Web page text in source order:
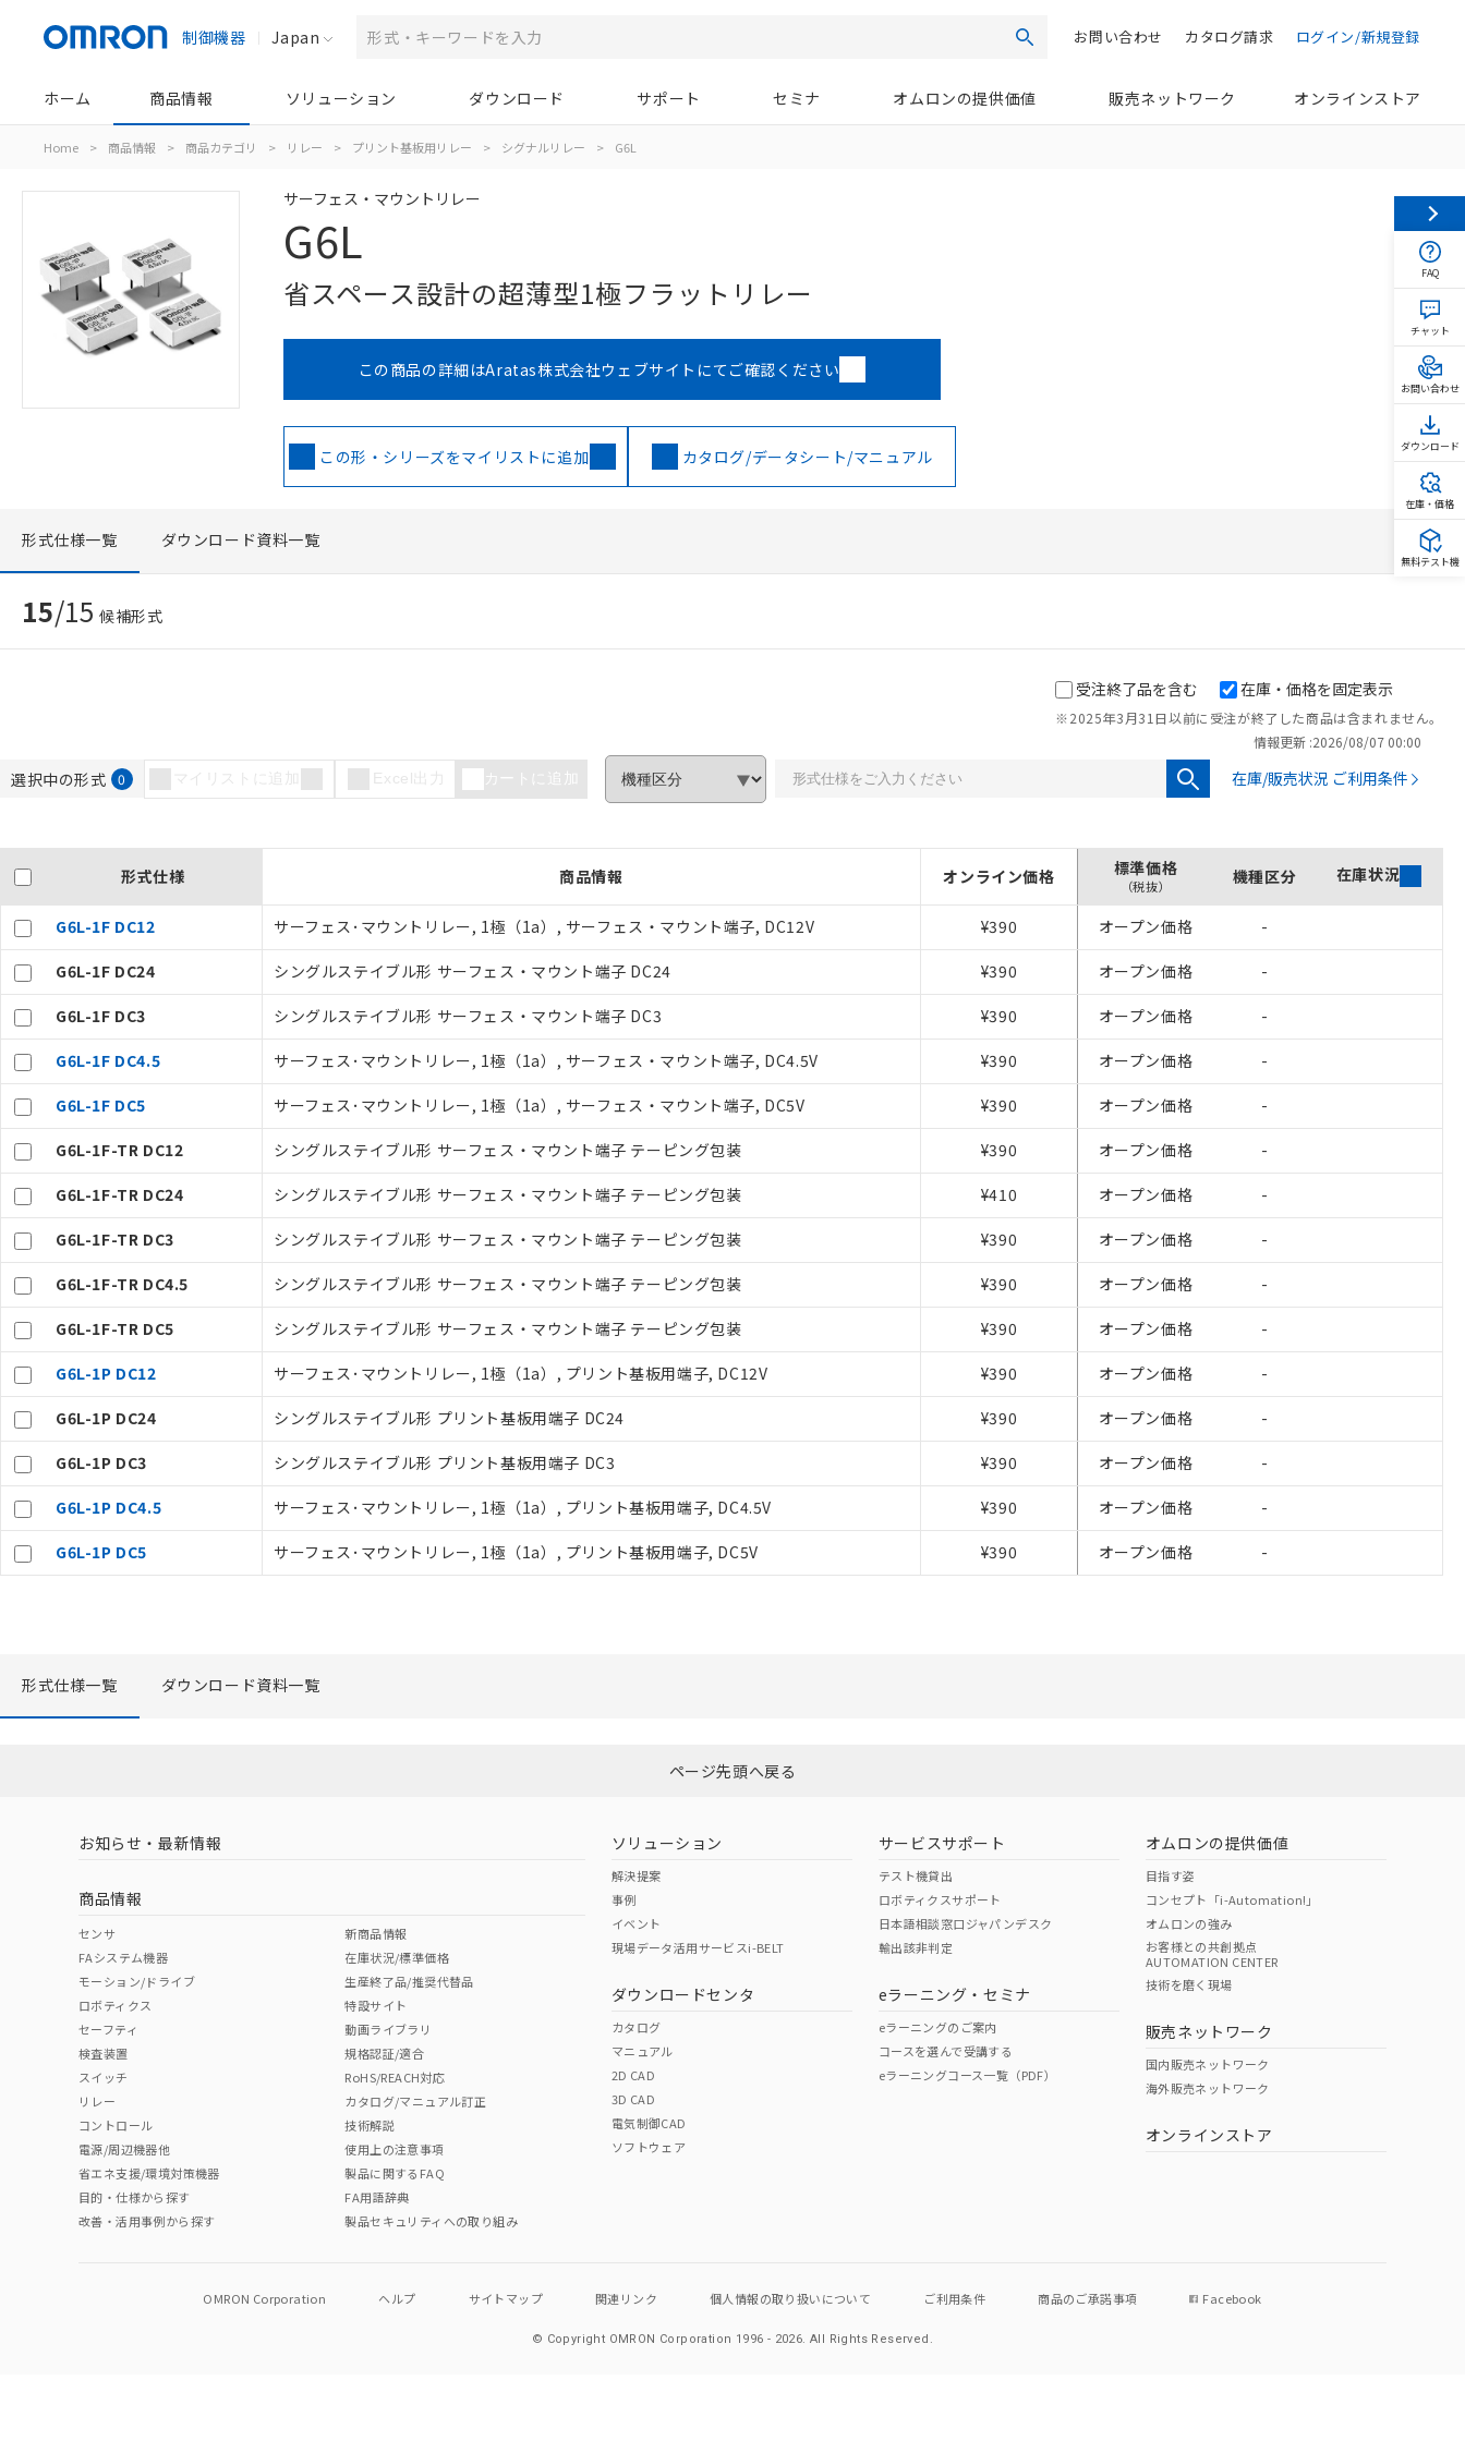
制御機器 Japan 検索 ログイン/新規登録
カタログ請求
お問い合わせ
ホーム 商品情報 ソリューション ダウンロード サポート セミナ オムロンの提供価値 販売ネットワーク オンラインストア
Home > 商品情報 > 商品カテゴリ > リレー > プリント基板用リレー > シグナルリレー > G6L
サーフェス・マウントリレー
G6L
省スペース設計の超薄型1極フラットリレー
この商品の詳細はAratas株式会社ウェブサイトにてご確認ください
この形・シリーズをマイリストに追加 カタログ/データシート/マニュアル
形式仕様一覧 ダウンロード資料一覧
15/15 候補形式
受注終了品を含む
※2025年3月31日以前に受注が終了した商品は含まれません。
在庫・価格を固定表示
選択中の形式 0 マイリストに追加 Excel出力 カートに追加
情報更新 :2026/08/07 00:00
在庫/販売状況 ご利用条件
形式仕様 商品情報 オンライン価格 標準価格
（税抜） 機種区分 在庫状況
G6L-1F DC12 サーフェス･マウントリレー, 1極（1a）, サーフェス・マウント端子, DC12V ¥390 オープン価格 -
G6L-1F DC24 シングルステイブル形 サーフェス・マウント端子 DC24 ¥390 オープン価格 -
G6L-1F DC3 シングルステイブル形 サーフェス・マウント端子 DC3 ¥390 オープン価格 -
G6L-1F DC4.5 サーフェス･マウントリレー, 1極（1a）, サーフェス・マウント端子, DC4.5V ¥390 オープン価格 -
G6L-1F DC5 サーフェス･マウントリレー, 1極（1a）, サーフェス・マウント端子, DC5V ¥390 オープン価格 -
G6L-1F-TR DC12 シングルステイブル形 サーフェス・マウント端子 テーピング包装 ¥390 オープン価格 -
G6L-1F-TR DC24 シングルステイブル形 サーフェス・マウント端子 テーピング包装 ¥410 オープン価格 -
G6L-1F-TR DC3 シングルステイブル形 サーフェス・マウント端子 テーピング包装 ¥390 オープン価格 -
G6L-1F-TR DC4.5 シングルステイブル形 サーフェス・マウント端子 テーピング包装 ¥390 オープン価格 -
G6L-1F-TR DC5 シングルステイブル形 サーフェス・マウント端子 テーピング包装 ¥390 オープン価格 -
G6L-1P DC12 サーフェス･マウントリレー, 1極（1a）, プリント基板用端子, DC12V ¥390 オープン価格 -
G6L-1P DC24 シングルステイブル形 プリント基板用端子 DC24 ¥390 オープン価格 -
G6L-1P DC3 シングルステイブル形 プリント基板用端子 DC3 ¥390 オープン価格 -
G6L-1P DC4.5 サーフェス･マウントリレー, 1極（1a）, プリント基板用端子, DC4.5V ¥390 オープン価格 -
G6L-1P DC5 サーフェス･マウントリレー, 1極（1a）, プリント基板用端子, DC5V ¥390 オープン価格 -
形式仕様一覧 ダウンロード資料一覧
ページ先頭へ戻る
お知らせ・最新情報
商品情報
センサ
FAシステム機器
モーション/ドライブ
ロボティクス
セーフティ
検査装置
スイッチ
リレー
コントロール
電源/周辺機器他
省エネ支援/環境対策機器
目的・仕様から探す
改善・活用事例から探す
新商品情報
在庫状況/標準価格
生産終了品/推奨代替品
特設サイト
動画ライブラリ
規格認証/適合
RoHS/REACH対応
カタログ/マニュアル訂正
技術解説
使用上の注意事項
製品に関するFAQ
FA用語辞典
製品セキュリティへの取り組み
ソリューション
解決提案
事例
イベント
現場データ活用サービスi-BELT
ダウンロードセンタ
カタログ
マニュアル
2D CAD
3D CAD
電気制御CAD
ソフトウェア
サービスサポート
テスト機貸出
ロボティクスサポート
日本語相談窓口ジャパンデスク
輸出該非判定
eラーニング・セミナ
eラーニングのご案内
コースを選んで受講する
eラーニングコース一覧（PDF）
オムロンの提供価値
目指す姿
コンセプト「i-Automation!」
オムロンの強み
お客様との共創拠点
AUTOMATION CENTER
技術を磨く現場
販売ネットワーク
国内販売ネットワーク
海外販売ネットワーク
オンラインストア
OMRON Corporation ヘルプ サイトマップ 関連リンク 個人情報の取り扱いについて ご利用条件 商品のご承諾事項 Facebook
© Copyright OMRON Corporation 1996 - 2026.All Rights Reserved.
FAQ
チャット
お問い合わせ
ダウンロード
在庫・価格
無料テスト機
記
号
説明
○ 一定数以上の在庫あり
△ 一定数には満たないが在庫あり
－
在庫なし(最新の在庫状況については、お客様のお取引先、またはお客様担当のオムロン制御
機器販売店・当社販売員にご確認ください)
空
白
受注生産機種、また在庫状況の情報を公開していない機種
ご利用条件
以下の条件をお読みいただき、同意のうえご利用ください。
本サービスは、当社制御機器事業取扱商品の当社在庫状況および標準価格(税抜)を提供させていただ
くものです。
当社制御機器事業取扱商品の中には、本サービスの対象外となる商品もあることをご了承ください。
在庫状況および標準価格照会結果は、記載している更新日時点での社内データに基づき作成されるも
のであり、閲覧された時点での実際の在庫および標準価格とは異なる場合があることをご了承くださ
い。
正式な納期状況および標準価格はお客様のお取引先、またはお客様担当のオムロン制御機器販売店・
当社販売員にご相談ください。
オムロン制御機器販売店や当社販売拠点は「販売ネットワーク
」をご確認ください。
在庫状況および標準価格結果を当社の事前の承諾なく第三者に漏洩または開示しないようお願いしま
す。
マイパーツ機能（部品リスト作成サービス）をご利用いただくには、I-Webメンバーズにご登録され
ている必要があります。
お客様が当ウェブサイト上で当社にご登録された部品リストについて、当社および当社の共同利用者
が、当社の製品・サービスに関するお客様との取引・商談に必要な範囲で利用することをご了承くだ
さい。
※当社の共同利用者とは、 "個人情報の共同利用に関して"
の「1.共同利用者の範囲」に記載されて